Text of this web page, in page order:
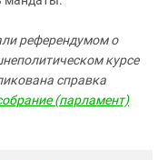
референдумом о
курсе
справка
(парламент)